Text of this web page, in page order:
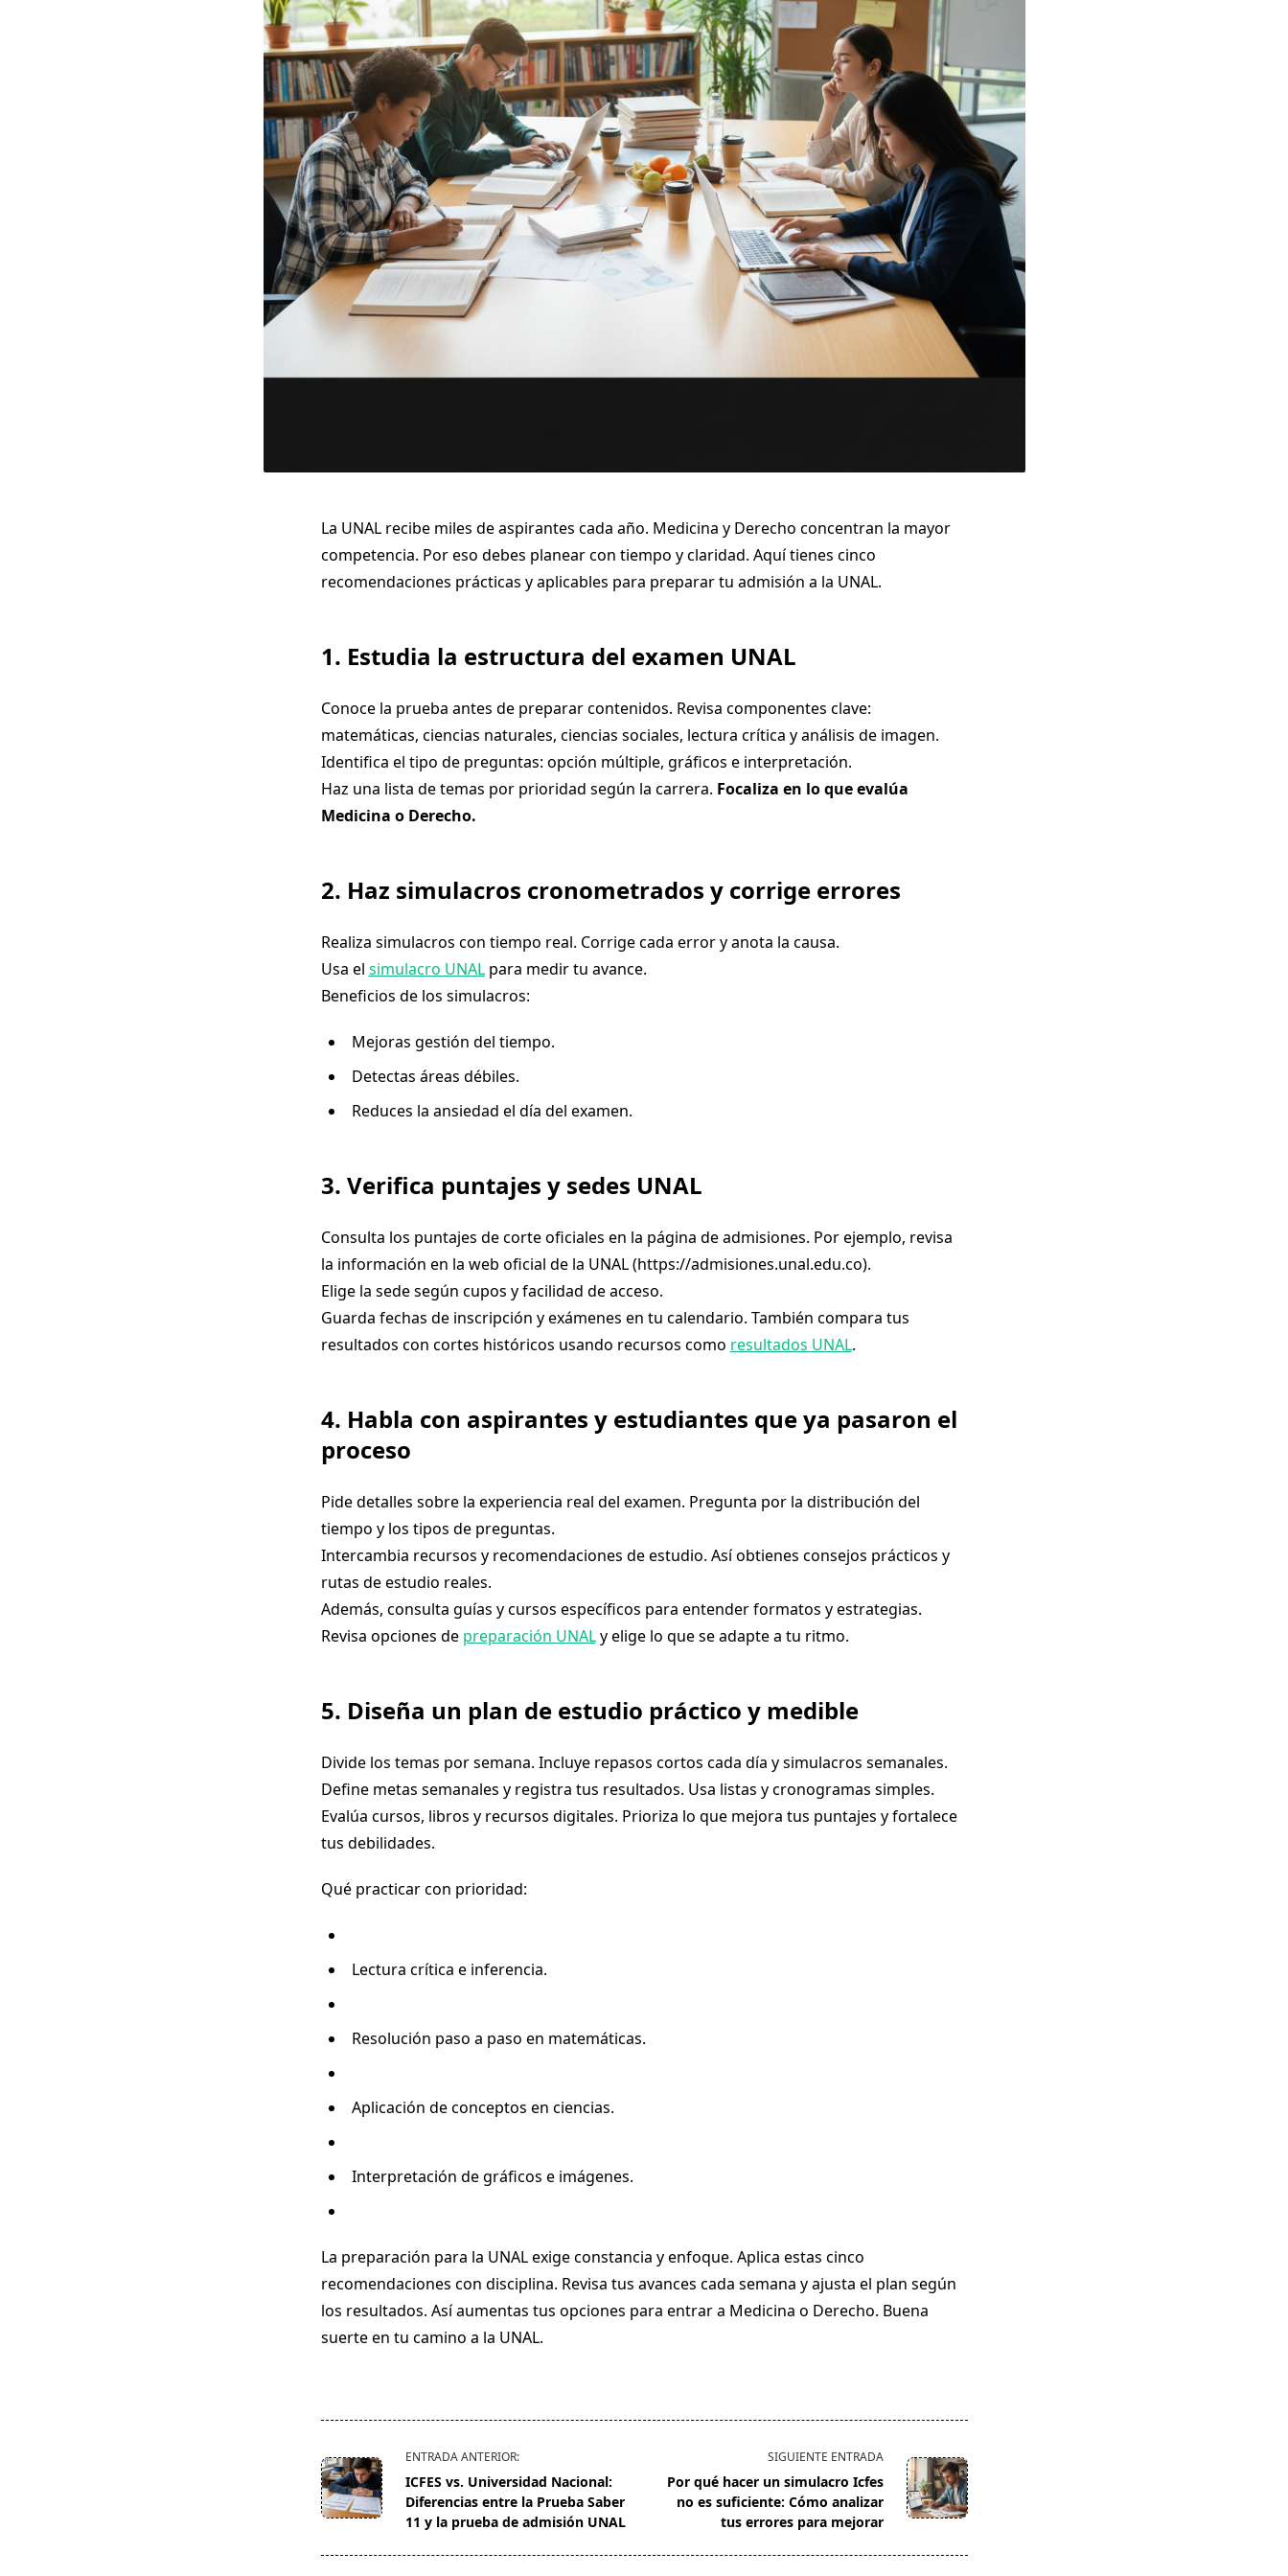
La UNAL recibe miles de aspirantes cada año. Medicina y Derecho concentran la mayor
competencia. Por eso debes planear con tiempo y claridad. Aquí tienes cinco
recomendaciones prácticas y aplicables para preparar tu admisión a la UNAL.
1. Estudia la estructura del examen UNAL
Conoce la prueba antes de preparar contenidos. Revisa componentes clave:
matemáticas, ciencias naturales, ciencias sociales, lectura crítica y análisis de imagen.
Identifica el tipo de preguntas: opción múltiple, gráficos e interpretación.
Haz una lista de temas por prioridad según la carrera. Focaliza en lo que evalúa
Medicina o Derecho.
2. Haz simulacros cronometrados y corrige errores
Realiza simulacros con tiempo real. Corrige cada error y anota la causa.
Usa el simulacro UNALpara medir tu avance.
Beneficios de los simulacros:
Mejoras gestión del tiempo.
Detectas áreas débiles.
Reduces la ansiedad el día del examen.
3. Verifica puntajes y sedes UNAL
Consulta los puntajes de corte oficiales en la página de admisiones. Por ejemplo, revisa
la información en la web oficial de la UNAL (https://admisiones.unal.edu.co).
Elige la sede según cupos y facilidad de acceso.
Guarda fechas de inscripción y exámenes en tu calendario. También compara tus
resultados con cortes históricos usando recursos como resultados UNAL.
4. Habla con aspirantes y estudiantes que ya pasaron el
proceso
Pide detalles sobre la experiencia real del examen. Pregunta por la distribución del
tiempo y los tipos de preguntas.
Intercambia recursos y recomendaciones de estudio. Así obtienes consejos prácticos y
rutas de estudio reales.
Además, consulta guías y cursos específicos para entender formatos y estrategias.
Revisa opciones de preparación UNALy elige lo que se adapte a tu ritmo.
5. Diseña un plan de estudio práctico y medible
Divide los temas por semana. Incluye repasos cortos cada día y simulacros semanales.
Define metas semanales y registra tus resultados. Usa listas y cronogramas simples.
Evalúa cursos, libros y recursos digitales. Prioriza lo que mejora tus puntajes y fortalece
tus debilidades.
Qué practicar con prioridad:
Lectura crítica e inferencia.
Resolución paso a paso en matemáticas.
Aplicación de conceptos en ciencias.
Interpretación de gráficos e imágenes.
La preparación para la UNAL exige constancia y enfoque. Aplica estas cinco
recomendaciones con disciplina. Revisa tus avances cada semana y ajusta el plan según
los resultados. Así aumentas tus opciones para entrar a Medicina o Derecho. Buena
suerte en tu camino a la UNAL.
<span
class="nav-
subtitle
screen-
ENTRADA ANTERIOR:
ICFES vs. Universidad Nacional:
Diferencias entre la Prueba Saber
11 y la prueba de admisión UNAL
SIGUIENTE ENTRADA
Por qué hacer un simulacro Icfes
no es suficiente: Cómo analizar
tus errores para mejorar